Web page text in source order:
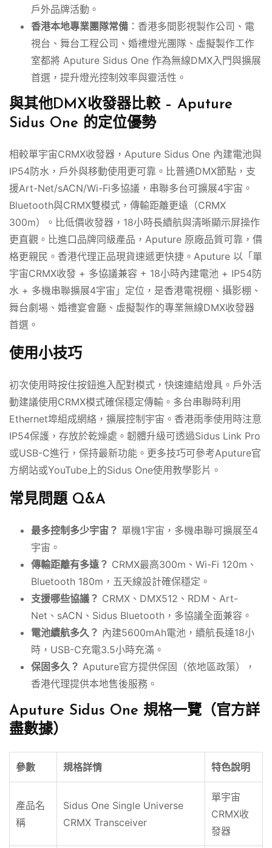
戶外品牌活動。
香港本地專業團隊常備 ：香港多間影視製作公司、電
視台、舞台工程公司、婚禮燈光團隊、虛擬製作工作
室都將 Aputure Sidus One 作為無線DMX入門與擴展
首選，提升燈光控制效率與靈活性。
與其他DMX收發器比較 – Aputure
Sidus One 的定位優勢
相較單宇宙CRMX收發器，Aputure Sidus One 內建電池與
IP54防水，戶外與移動使用更可靠。比普通DMX節點，支
援Art-Net/sACN/Wi-Fi多協議，串聯多台可擴展4宇宙。
Bluetooth與CRMX雙模式，傳輸距離更遠（CRMX
300m）。比低價收發器，18小時長續航與清晰顯示屏操作
更直觀。比進口品牌同級產品，Aputure 原廠品質可靠，價
格更親民。香港代理正品現貨速遞更快捷。Aputure 以「單
宇宙CRMX收發 + 多協議兼容 + 18小時內建電池 + IP54防
水 + 多機串聯擴展4宇宙」定位，是香港電視棚、攝影棚、
舞台劇場、婚禮宴會廳、虛擬製作的專業無線DMX收發器
首選。
使用小技巧
初次使用時按住按鈕進入配對模式，快速連結燈具。戶外活
動建議使用CRMX模式確保穩定傳輸。多台串聯時利用
Ethernet埠組成網絡，擴展控制宇宙。香港雨季使用時注意
IP54保護，存放於乾燥處。韌體升級可透過Sidus Link Pro
或USB-C進行，保持最新功能。更多技巧可參考Aputure官
方網站或YouTube上的Sidus One使用教學影片。
常見問題 Q&A
最多控制多少宇宙？ 單機1宇宙，多機串聯可擴展至4
宇宙。
傳輸距離有多遠？ CRMX最高300m、Wi-Fi 120m、
Bluetooth 180m，五天線設計確保穩定。
支援哪些協議？ CRMX、DMX512、RDM、Art-
Net、sACN、Sidus Bluetooth，多協議全面兼容。
電池續航多久？ 內建5600mAh電池，續航長達18小
時，USB-C充電3.5小時充滿。
保固多久？ Aputure官方提供保固（依地區政策），
香港代理提供本地售後服務。
Aputure Sidus One 規格一覽（官方詳
盡數據）
參數 規格詳情 特色說明
產品名
稱
Sidus One Single Universe
CRMX Transceiver
單宇宙
CRMX收
發器